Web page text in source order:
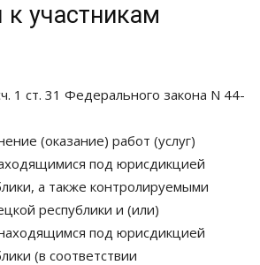
к участникам
1 ст. 31 Федерального закона N 44-
(оказание) работ (услуг)
под юрисдикцией
а также контролируемыми
республики и (или)
под юрисдикцией
(в соответствии